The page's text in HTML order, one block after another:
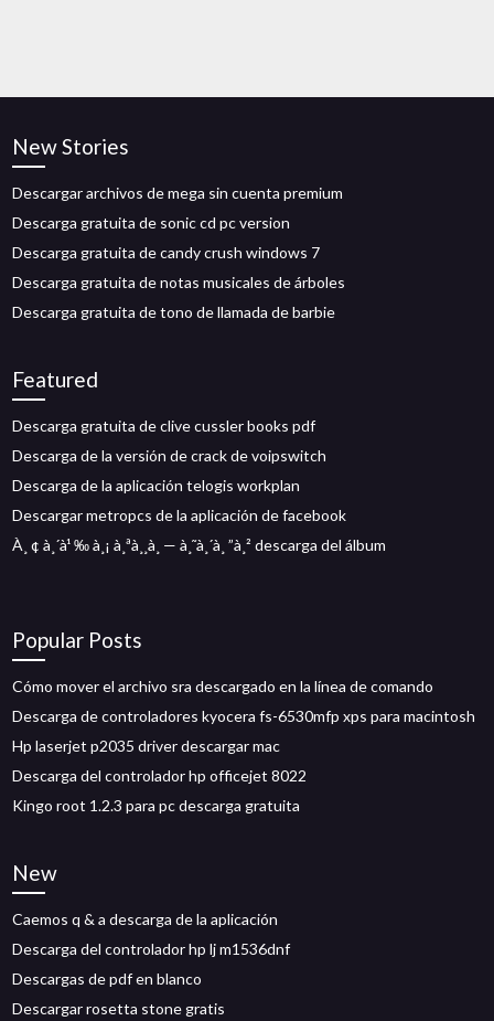
New Stories
Descargar archivos de mega sin cuenta premium
Descarga gratuita de sonic cd pc version
Descarga gratuita de candy crush windows 7
Descarga gratuita de notas musicales de árboles
Descarga gratuita de tono de llamada de barbie
Featured
Descarga gratuita de clive cussler books pdf
Descarga de la versión de crack de voipswitch
Descarga de la aplicación telogis workplan
Descargar metropcs de la aplicación de facebook
À¸ ¢ à¸´à¹ ‰ à¸¡ à¸ªà¸¸à¸ — à¸˜à¸´à¸ ”à¸² descarga del álbum
Popular Posts
Cómo mover el archivo sra descargado en la línea de comando
Descarga de controladores kyocera fs-6530mfp xps para macintosh
Hp laserjet p2035 driver descargar mac
Descarga del controlador hp officejet 8022
Kingo root 1.2.3 para pc descarga gratuita
New
Caemos q & a descarga de la aplicación
Descarga del controlador hp lj m1536dnf
Descargas de pdf en blanco
Descargar rosetta stone gratis